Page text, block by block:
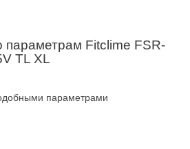
Fitclime FSR-
TL XL
параметрами